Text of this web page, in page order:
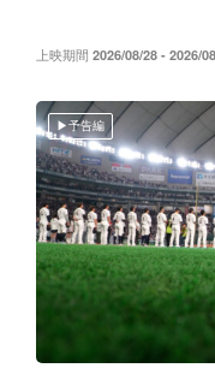
上映期間 2026/08/28 - 2026/
予告編